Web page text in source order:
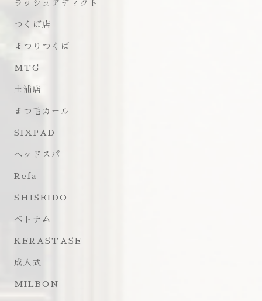
ラッシュアディクト
つくば店
まつりつくば
MTG
土浦店
まつ毛カール
SIXPAD
ヘッドスパ
Refa
SHISEIDO
ベトナム
KERASTASE
成人式
MILBON